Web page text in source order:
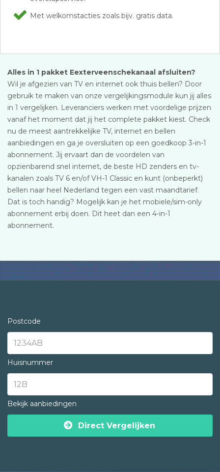
Met welkomstacties zoals bijv. gratis data.
Alles in 1 pakket Eexterveenschekanaal afsluiten?
Wil je afgezien van TV en internet ook thuis bellen? Door
gebruik te maken van onze vergelijkingsmodule kun jij alles
in 1 vergelijken. Leveranciers werken met voordelige prijzen
vanaf het moment dat jij het complete pakket kiest. Check
nu de meest aantrekkelijke TV, internet en bellen
aanbiedingen en ga je oversluiten op een goedkoop 3-in-1
abonnement. Jij ervaart dan de voordelen van
opzienbarend snel internet, de beste HD zenders en tv-
kanalen zoals TV 6 en/of VH-1 Classic en kunt (onbeperkt)
bellen naar heel Nederland tegen een vast maandtarief.
Dat is toch handig? Mogelijk kan je het mobiele/sim-only
abonnement erbij doen. Dit heet dan een 4-in-1
abonnement.
Postcode
Huisnummer
Bekijk aanbiedingen
Direct Vergelijken